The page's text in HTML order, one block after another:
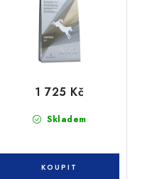
Skladem
1 725 Kč